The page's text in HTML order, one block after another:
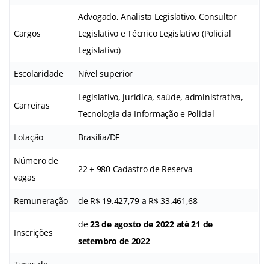
Cargos
Advogado, Analista Legislativo, Consultor
Legislativo e Técnico Legislativo (Policial
Legislativo)
Escolaridade Nível superior
Carreiras
Legislativo, jurídica, saúde, administrativa,
Tecnologia da Informação e Policial
Lotação Brasília/DF
Número de
vagas
22 + 980 Cadastro de Reserva
Remuneração de R$ 19.427,79 a R$ 33.461,68
Inscrições
de23 de agosto de 2022 até 21 de
setembro de 2022